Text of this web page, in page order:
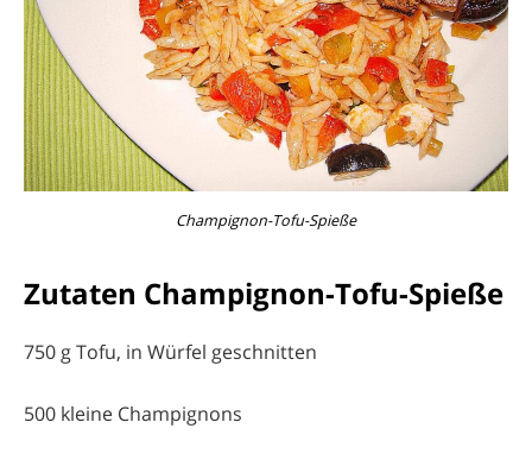
Champignon-Tofu-Spieße
Zutaten Champignon-Tofu-Spieße
750 g Tofu, in Würfel geschnitten
500 kleine Champignons